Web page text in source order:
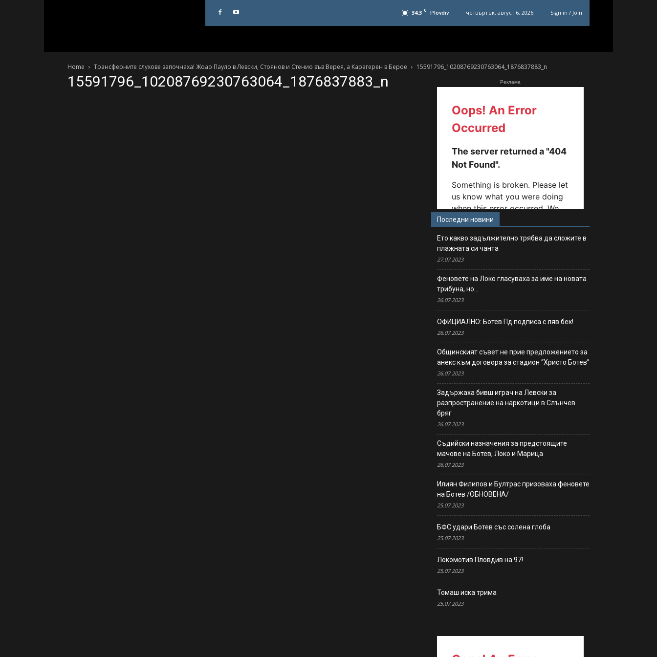
34.3 C Plovdiv четвъртък, август 6, 2026 Sign in / Join
Home Трансферните слухове започнаха! Жоао Пауло в Левски, Стоянов и Стенио във Верея, а Карагерен в Берое 15591796_10208769230763064_1876837883_n
15591796_10208769230763064_1876837883_n Реклама
Последни новини
Ето какво задължително трябва да сложите в
плажната си чанта
27.07.2023
Феновете на Локо гласуваха за име на новата
трибуна, но…
26.07.2023
ОФИЦИАЛНО: Ботев Пд подписа с ляв бек!
26.07.2023
Общинският съвет не прие предложението за
анекс към договора за стадион “Христо Ботев”
26.07.2023
Задържаха бивш играч на Левски за
разпространение на наркотици в Слънчев
бряг
26.07.2023
Съдийски назначения за предстоящите
мачове на Ботев, Локо и Марица
26.07.2023
Илиян Филипов и Бултрас призоваха феновете
на Ботев /ОБНОВЕНА/
25.07.2023
БФС удари Ботев със солена глоба
25.07.2023
Локомотив Пловдив на 97!
25.07.2023
Томаш иска трима
25.07.2023